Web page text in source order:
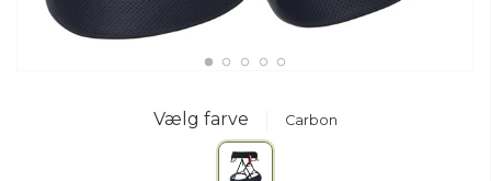
Vælg farve Carbon